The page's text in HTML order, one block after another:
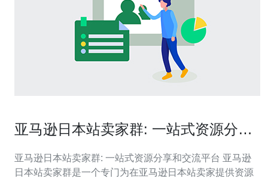
亚马逊日本站卖家群: 一站式资源分享
亚马逊日本站卖家群: 一站式资源分享和交流平台 亚马逊
日本站卖家群是一个专门为在亚马逊日本站卖家提供资源